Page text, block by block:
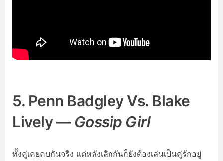
5. Penn Badgley Vs. Blake
Lively —Gossip Girl
ทั้งคู่เคยคบกันจริง แต่หลังเลิกกันก็ยังต้องเล่นเป็นคู่รักอยู่